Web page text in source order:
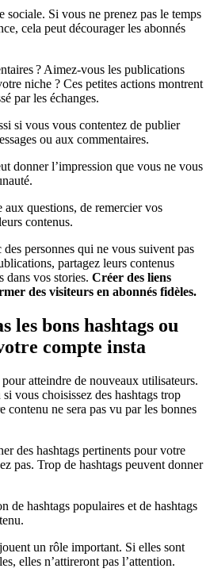
sociale. Si vous ne prenez pas le temps
cela peut décourager les abonnés
? Aimez-vous les publications
niche ? Ces petites actions montrent
par les échanges.
si vous vous contentez de publier
ou aux commentaires.
donner l’impression que vous ne vous
aux questions, de remercier vos
contenus.
personnes qui ne vous suivent pas
partagez leurs contenus
dans vos stories. Créer des liens
des visiteurs en abonnés fidèles.
les bons hashtags ou
compte insta
atteindre de nouveaux utilisateurs.
vous choisissez des hashtags trop
contenu ne sera pas vu par les bonnes
des hashtags pertinents pour votre
pas. Trop de hashtags peuvent donner
de hashtags populaires et de hashtags
un rôle important. Si elles sont
elles n’attireront pas l’attention.